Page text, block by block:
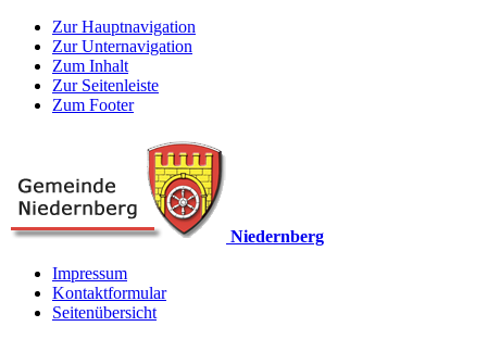
Zur Hauptnavigation
Zur Unternavigation
Zum Inhalt
Zur Seitenleiste
Zum Footer
Niedernberg
Impressum
Kontaktformular
Seitenübersicht